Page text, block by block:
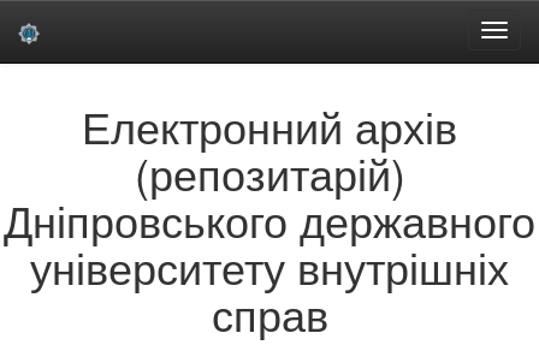
Електронний архів
(репозитарій)
Дніпровського державного
університету внутрішніх
справ